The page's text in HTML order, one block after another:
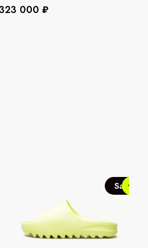
000 ₽
Sale